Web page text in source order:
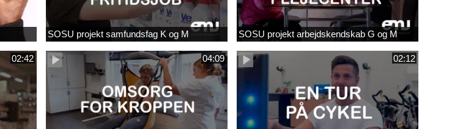
SOSU projekt samfundsfag K og M SOSU projekt arbejdskendskab G og M
02:42 04:09 02:12